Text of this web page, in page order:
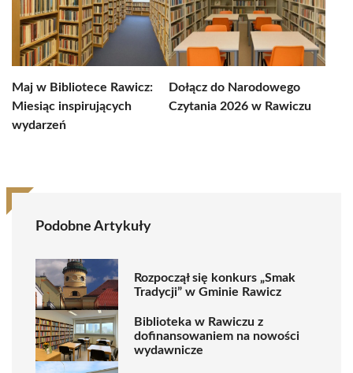
Maj w Bibliotece Rawicz:
Miesiąc inspirujących
wydarzeń
Dołącz do Narodowego
Czytania 2026 w Rawiczu
Podobne Artykuły
Rozpoczął się konkurs „Smak
Tradycji” w Gminie Rawicz
Biblioteka w Rawiczu z
dofinansowaniem na nowości
wydawnicze